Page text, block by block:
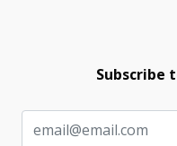
Subscribe